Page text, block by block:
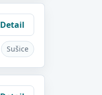
Detail
Sušice